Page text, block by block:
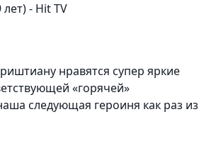
- Hit TV
нравятся супер яркие
«горячей»
следующая героиня как раз из